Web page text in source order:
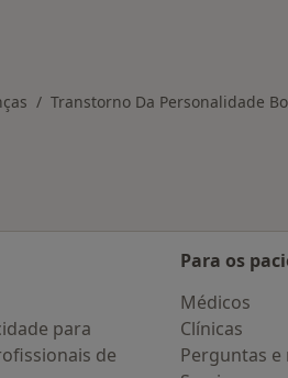
Transtorno Da Personalidade
para
de
Para os
Médicos
Clínicas
Perguntas e